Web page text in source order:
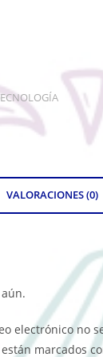
VALORACIONES (0)
electrónico no
marcados